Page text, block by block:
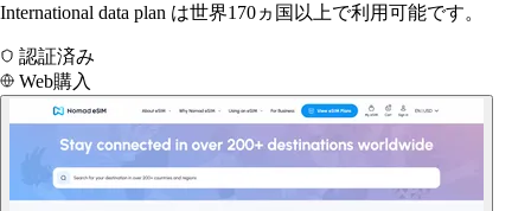
International data plan は世界170ヵ国以上で利用可能です。
認証済み
Web購入